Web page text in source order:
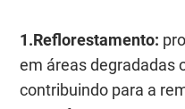
1.Reflorestamento:
em áreas degradadas
contribuindo para a